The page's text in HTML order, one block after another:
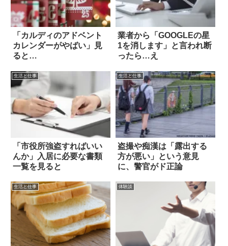
「カルディのアドベント
カレンダーがやばい」見
ると…
業者から「GOOGLEの星
1を消します」と言われ断
ったら…え
生活と仕事
「市役所強盗すればいい
んか」入居に必要な書類
一覧を見ると
生活と仕事
盗撮や痴漢は「露出する
方が悪い」という意見
に、警官がド正論
生活と仕事 体験談